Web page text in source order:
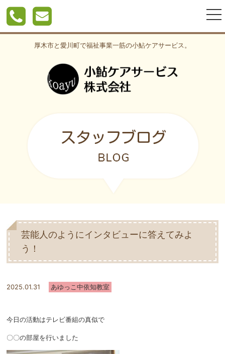
厚木市と愛川町で福祉事業一筋の小鮎ケアサービス。
芸能人のようにインタビューに答えてみよ
う！
2025.01.31 あゆっこ中依知教室
今日の活動はテレビ番組の真似で
〇〇の部屋を行いました